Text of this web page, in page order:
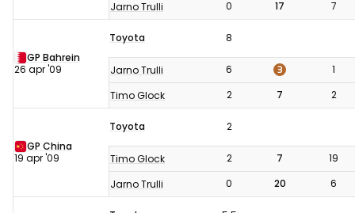
Jarno Trulli
0 17 7
GP Bahrein
26 apr '09
Toyota 8
Jarno Trulli 6 3
1
Timo Glock
2 7 2
GP China
19 apr '09
Toyota 2
Timo Glock 2 7
19
Jarno Trulli
0 20 6